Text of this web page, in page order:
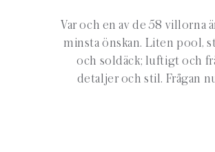
Var och en av de 58
minsta önskan. Liten pool,
och soldäck; luftigt och
detaljer och stil. Frågan